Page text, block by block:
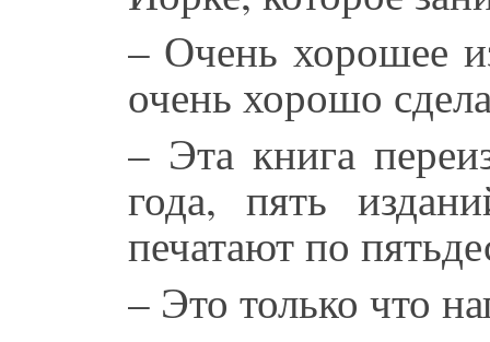
– Очень хорошее
очень хорошо
– Эта книга
года, пять
печатают по
– Это только что